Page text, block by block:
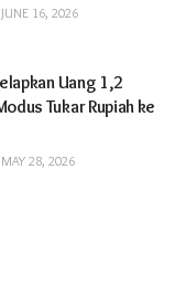
16, 2026
Uang 1,2
Tukar Rupiah ke
28, 2026